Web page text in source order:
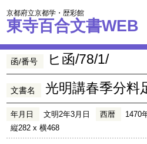
京都府立京都学・歴彩館
東寺百合文書WEB
函/番号 ヒ函/78/1/
文書名 光明講春季分料
年月日 文明2年3月日 西暦 1470
縦282 x 横468